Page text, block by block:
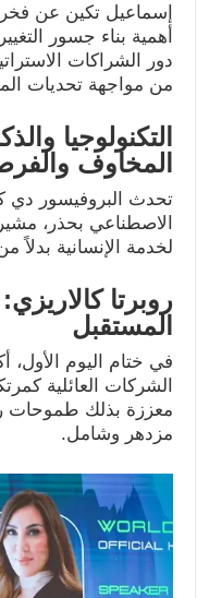
إسماعيل تكين عن
أهمية بناء جسور
دور الشراكات
من مواجهة تحديات
التكنولوجيا
المخاوف
تحدث البروفيسور دي
الاصطناعي بحذر،
لخدمة الإنسانية بدلاً
روبرتا
المستقبل
في ختام اليوم الأول،
الشركات العائلية
مزدهر وشامل.